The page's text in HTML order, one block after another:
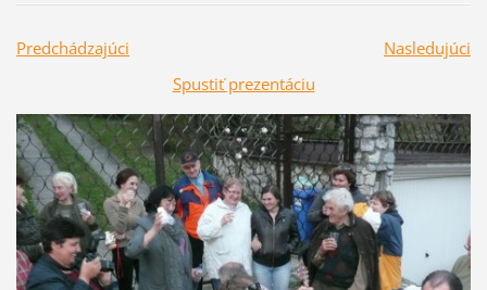
Predchádzajúci
Nasledujúci
Spustiť prezentáciu